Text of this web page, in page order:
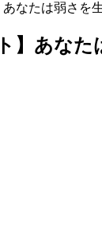
あなたは弱さを
】あな